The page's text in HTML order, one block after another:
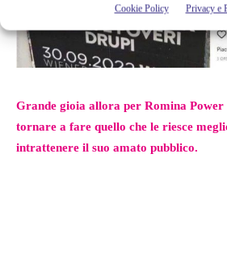
Cookie Policy Privacy e
Grande gioia allora per Romina Power
tornare a fare quello che le riesce
intrattenere il suo amato pubblico.